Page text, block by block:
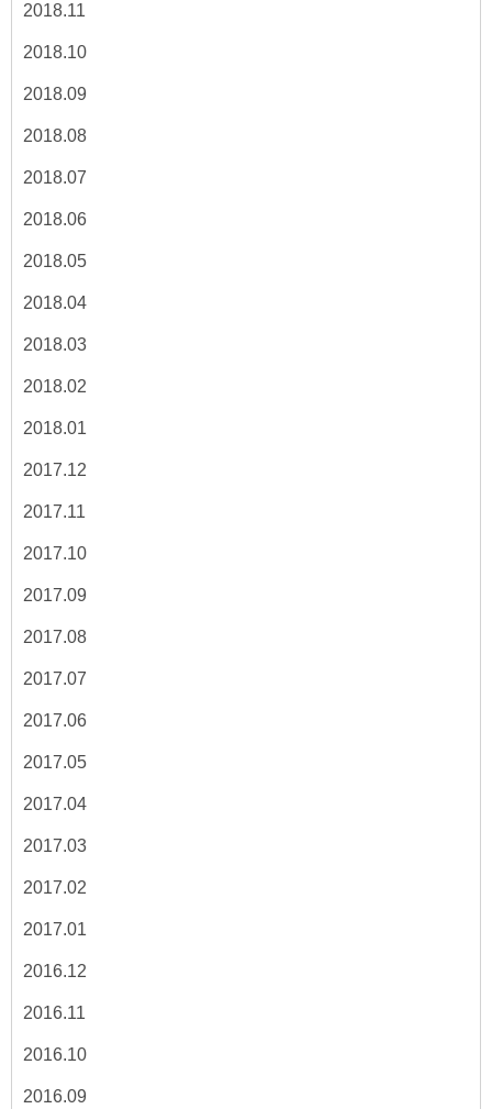
2018.11
2018.10
2018.09
2018.08
2018.07
2018.06
2018.05
2018.04
2018.03
2018.02
2018.01
2017.12
2017.11
2017.10
2017.09
2017.08
2017.07
2017.06
2017.05
2017.04
2017.03
2017.02
2017.01
2016.12
2016.11
2016.10
2016.09